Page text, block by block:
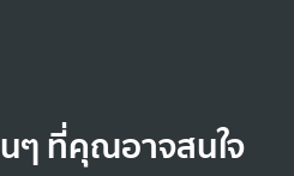
ๆ ที่คุณอาจสนใจ